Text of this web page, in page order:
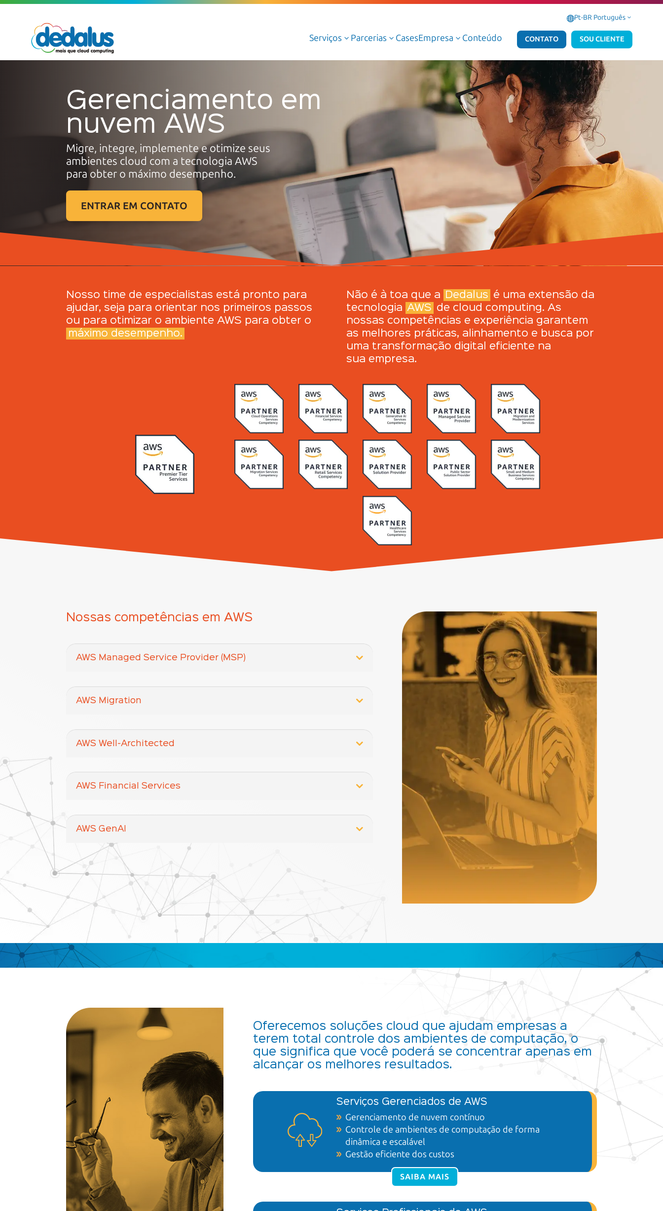
Pt-BR Português 3
Serviços 3
Serviços Profissionais de Cloud
Cloud AWS
Google Cloud
Dedalus Argos
Serviços Gerenciados de Dados e IA
Serviços Profissionais de Dados e IA
Dados e IA AWS
Dados e IA Azure
Serviços Gerenciados Microsoft
Serviços Profissionais Microsoft
Parcerias 3 CasesEmpresa 3 Conteúdo CONTATO SOU CLIENTE
Gerenciamento em
nuvem AWS
Migre, integre, implemente e otimize seus
ambientes cloud com a tecnologia AWS
para obter o máximo desempenho.
ENTRAR EM CONTATO
Nosso time de especialistas está pronto para
ajudar, seja para orientar nos primeiros passos
ou para otimizar o ambiente AWS para obter o
máximo desempenho.
Não é à toa que a Dedalus é uma extensão da
tecnologia AWS de cloud computing. As
nossas competências e experiência garantem
as melhores práticas, alinhamento e busca por
uma transformação digital eficiente na
sua empresa.
Nossas competências em AWS
AWS Managed Service Provider (MSP)
AWS Migration
AWS Well-Architected
AWS Financial Services
AWS GenAI
Oferecemos soluções cloud que ajudam empresas a
terem total controle dos ambientes de computação, o
que significa que você poderá se concentrar apenas em
alcançar os melhores resultados.
Serviços Gerenciados de AWS
Gerenciamento de nuvem contínuo
Controle de ambientes de computação de forma
dinâmica e escalável
Gestão eficiente dos custos
SAIBA MAIS